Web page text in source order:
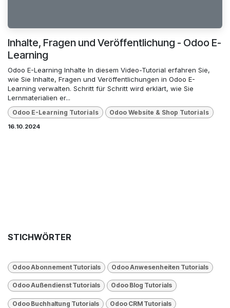
Inhalte, Fragen und Veröffentlichung - Odoo E-
Learning
Odoo E-Learning Inhalte In diesem Video-Tutorial erfahren Sie,
wie Sie Inhalte, Fragen und Veröffentlichungen in Odoo E-
Learning verwalten. Schritt für Schritt wird erklärt, wie Sie
Lernmaterialien er...
Odoo E-Learning Tutorials Odoo Website & Shop Tutorials
16.10.2024
STICHWÖRTER
Odoo Abonnement Tutorials Odoo Anwesenheiten Tutorials
Odoo Außendienst Tutorials Odoo Blog Tutorials
Odoo Buchhaltung Tutorials Odoo CRM Tutorials